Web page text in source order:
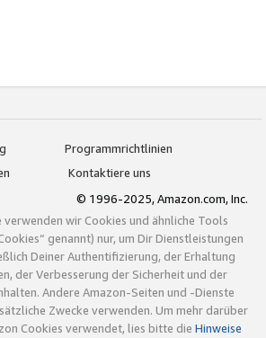
Programmrichtlinien
Kontaktiere uns
© 1996-2025, Amazon.com, Inc.
wir Cookies und ähnliche Tools
genannt) nur, um Dir Dienstleistungen
Deiner Authentifizierung, der Erhaltung
der Verbesserung der Sicherheit und der
Andere Amazon-Seiten und -Dienste
Zwecke verwenden. Um mehr darüber
Cookies verwendet, lies bitte die Hinweise